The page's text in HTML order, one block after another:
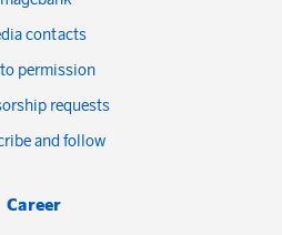
contacts
permission
requests
and follow
Career